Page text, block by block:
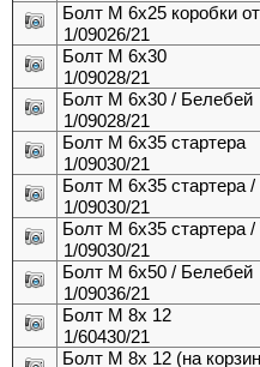
Болт М 6х25 коробки
1/09026/21
Болт М 6х30
1/09028/21
Болт М 6х30 / Белебей
1/09028/21
Болт М 6х35 стартера
1/09030/21
Болт М 6х35 стартера
1/09030/21
Болт М 6х35 стартера /
1/09030/21
Болт М 6х50 / Белебей
1/09036/21
Болт М 8х 12
1/60430/21
Болт М 8х 12 (на